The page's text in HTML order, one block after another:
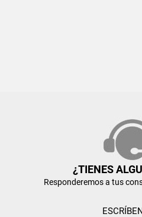
¿TIENES
Responderemos a tus